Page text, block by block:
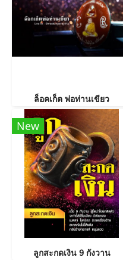
ล็อคเก็ต พ่อท่านเขียว
New
ลูกสะกดเงิน 9 กังวาน